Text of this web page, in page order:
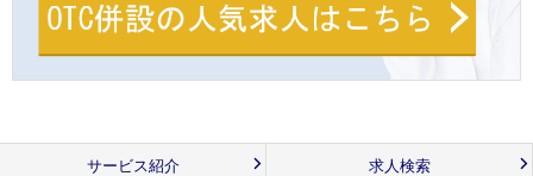
サービス紹介 求人検索